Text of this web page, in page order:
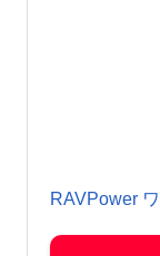
RAVPower